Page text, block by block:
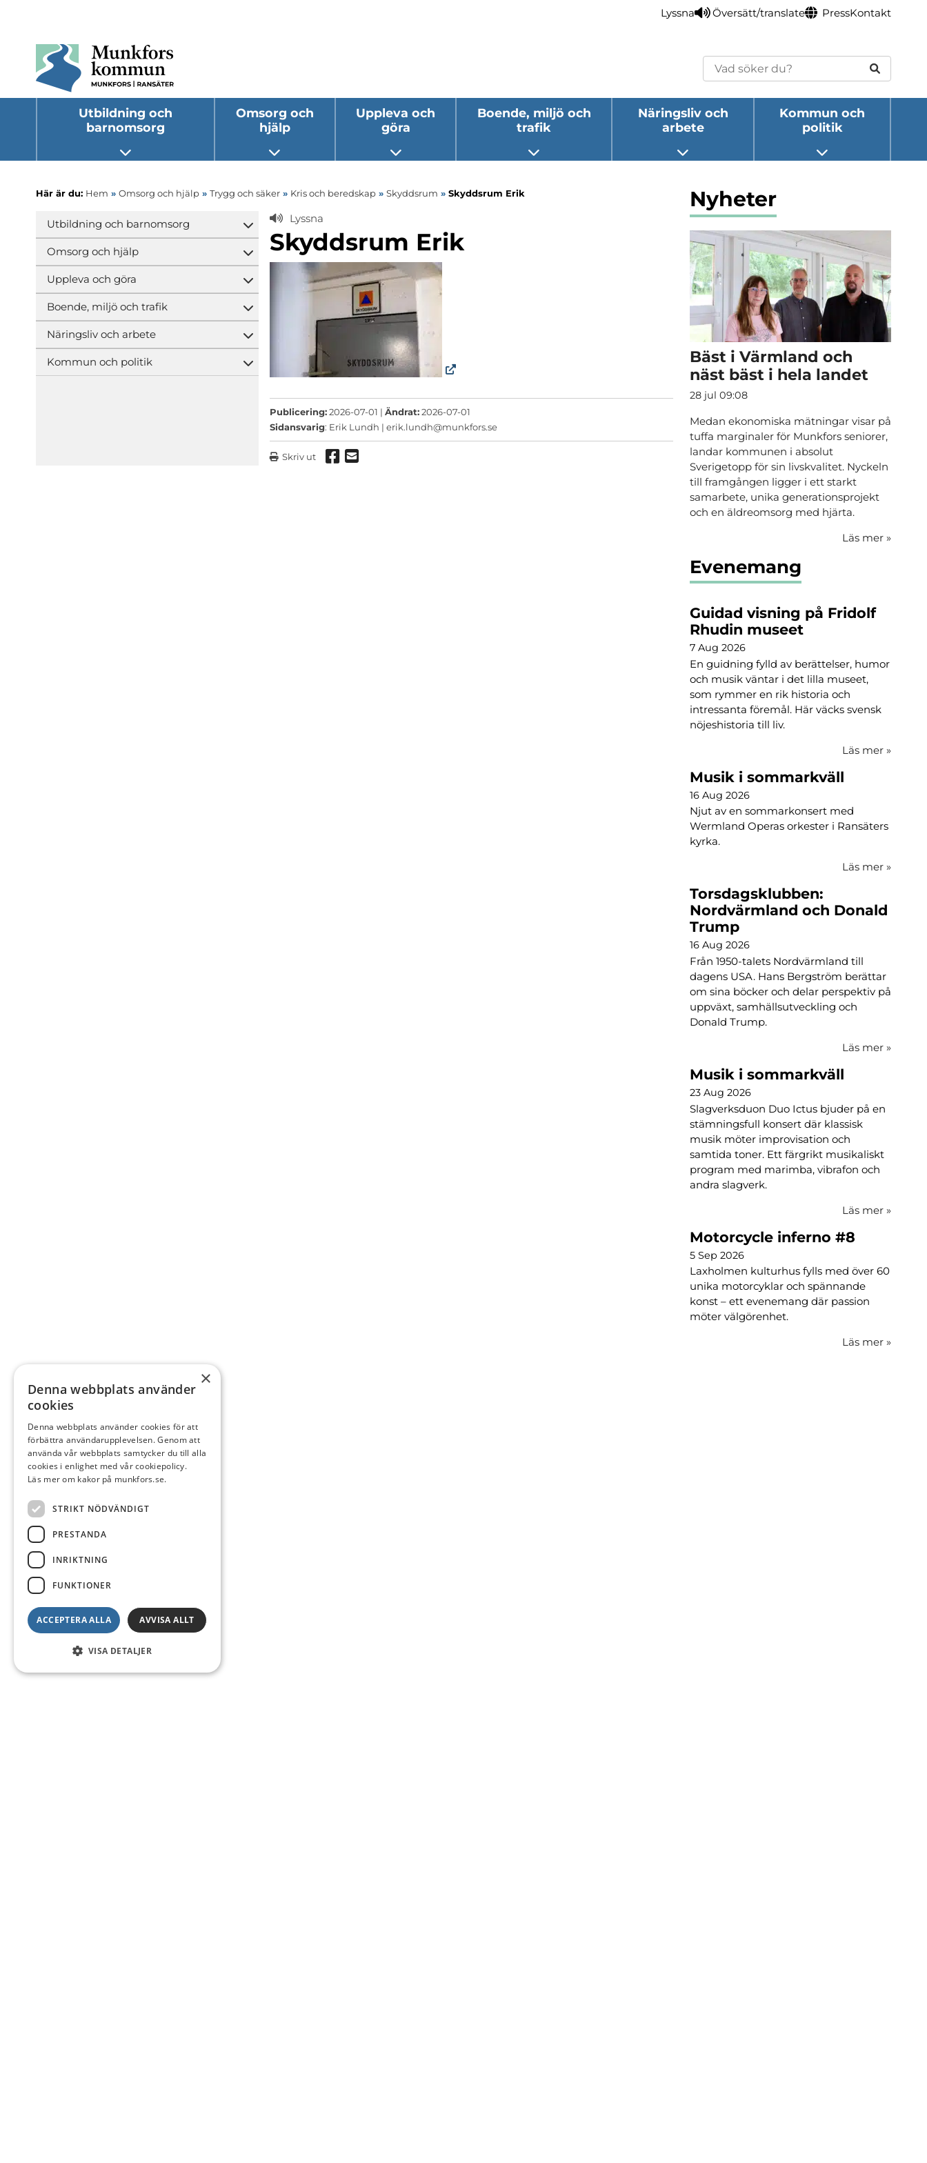
Lyssna Översätt/translate PressKontakt
Sök
Utbildning och
barnomsorg
Öppna undermeny
Omsorg och
hjälp
Öppna undermeny
Uppleva och
göra
Öppna undermeny
Boende, miljö och
trafik
Öppna undermeny
Näringsliv och
arbete
Öppna undermeny
Kommun och
politik
Öppna undermeny
Här är du: Hem » Omsorg och hjälp » Trygg och säker » Kris och beredskap » Skyddsrum » Skyddsrum Erik
Utbildning och barnomsorg
Öppna undermeny
Omsorg och hjälp
Öppna undermeny
Uppleva och göra
Öppna undermeny
Boende, miljö och trafik
Öppna undermeny
Näringsliv och arbete
Öppna undermeny
Kommun och politik
Öppna undermeny
Lyssna
Skyddsrum Erik
Publicering:2026-07-01 |Ändrat:2026-07-01
Sidansvarig: Erik Lundh |erik.lundh@munkfors.se
Skriv ut Dela via Facebook
Dela via mail
Nyheter
Bäst i Värmland och
näst bäst i hela landet
28 jul 09:08
Medan ekonomiska mätningar visar på
tuffa marginaler för Munkfors seniorer,
landar kommunen i absolut
Sverigetopp för sin livskvalitet. Nyckeln
till framgången ligger i ett starkt
samarbete, unika generationsprojekt
och en äldreomsorg med hjärta.
Läs mer »
Evenemang
Guidad visning på Fridolf
Rhudin museet
7 Aug 2026
En guidning fylld av berättelser, humor
och musik väntar i det lilla museet,
som rymmer en rik historia och
intressanta föremål. Här väcks svensk
nöjeshistoria till liv.
Läs mer »
Musik i sommarkväll
16 Aug 2026
Njut av en sommarkonsert med
Wermland Operas orkester i Ransäters
kyrka.
Läs mer »
Torsdagsklubben:
Nordvärmland och Donald
Trump
16 Aug 2026
Från 1950-talets Nordvärmland till
dagens USA. Hans Bergström berättar
om sina böcker och delar perspektiv på
uppväxt, samhällsutveckling och
Donald Trump.
Läs mer »
Musik i sommarkväll
23 Aug 2026
Slagverksduon Duo Ictus bjuder på en
stämningsfull konsert där klassisk
musik möter improvisation och
samtida toner. Ett färgrikt musikaliskt
program med marimba, vibrafon och
andra slagverk.
Läs mer »
Motorcycle inferno #8
5 Sep 2026
Laxholmen kulturhus fylls med över 60
unika motorcyklar och spännande
konst – ett evenemang där passion
möter välgörenhet.
Läs mer »
×
Denna webbplats använder
cookies
Denna webbplats använder cookies för att
förbättra användarupplevelsen. Genom att
använda vår webbplats samtycker du till alla
cookies i enlighet med vår cookiepolicy.
Läs mer om kakor på munkfors.se.
STRIKT NÖDVÄNDIGT
PRESTANDA
INRIKTNING
FUNKTIONER
ACCEPTERA ALLA AVVISA ALLT
VISA DETALJER